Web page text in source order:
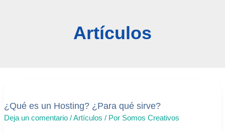
Artículos
¿Qué es un Hosting? ¿Para qué sirve?
Deja un comentario /Artículos / Por Somos Creativos
un
Hosting?